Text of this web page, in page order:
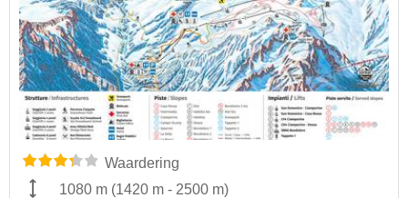
Waardering
1080 m (1420 m - 2500 m)